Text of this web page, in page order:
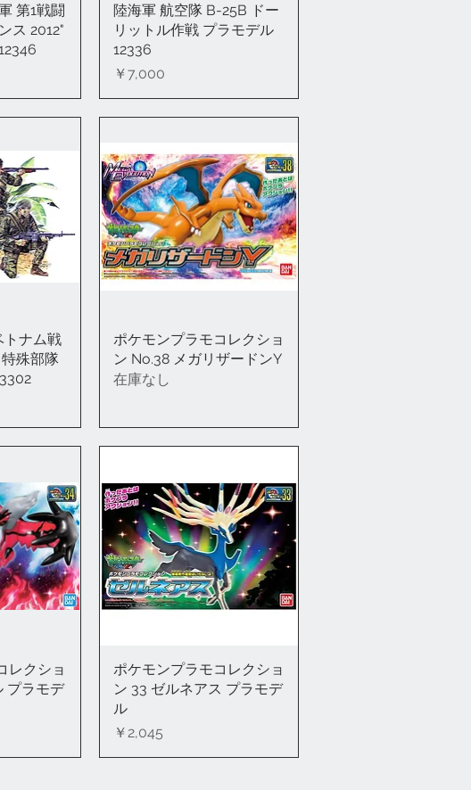
第1戦闘
ス 2012"
陸海軍 航空隊 B-25B ドー
リットル作戦 プラモデル
12336
価格
￥7,000
ー
トナム戦
殊部隊
クイックビュー
ポケモンプラモコレクショ
ン No.38 メガリザードンY
在庫なし
ー
レクショ
プラモデ
クイックビュー
ポケモンプラモコレクショ
ン 33 ゼルネアス プラモデ
ル
価格
￥2,045